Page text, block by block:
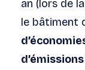
an (lors de
le bâtiment
d’émissions